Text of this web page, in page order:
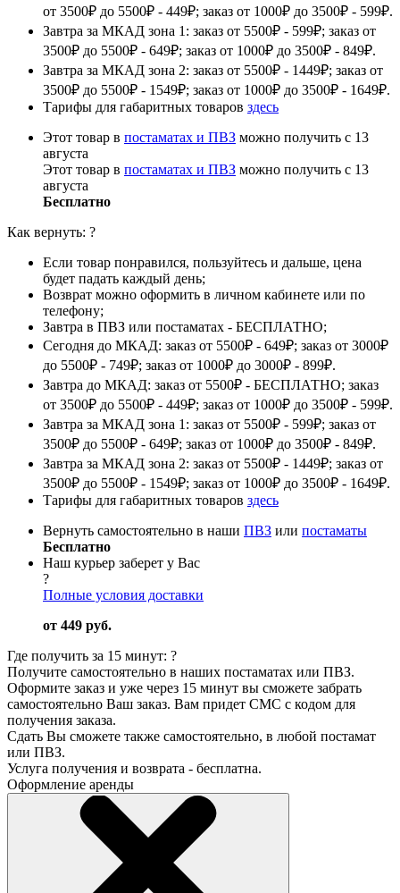
от 3500₽ до 5500₽ - 449₽; заказ от 1000₽ до 3500₽ - 599₽.
Завтра за МКАД зона 1: заказ от 5500₽ - 599₽; заказ от
3500₽ до 5500₽ - 649₽; заказ от 1000₽ до 3500₽ - 849₽.
Завтра за МКАД зона 2: заказ от 5500₽ - 1449₽; заказ от
3500₽ до 5500₽ - 1549₽; заказ от 1000₽ до 3500₽ - 1649₽.
Тарифы для габаритных товаров здесь
Этот товар в постаматах и ПВЗ можно получить с 13
августа
Этот товар в постаматах и ПВЗ можно получить с 13
августа
Бесплатно
Как вернуть: ?
Если товар понравился, пользуйтесь и дальше, цена
будет падать каждый день;
Возврат можно оформить в личном кабинете или по
телефону;
Завтра в ПВЗ или постаматах - БЕСПЛАТНО;
Сегодня до МКАД: заказ от 5500₽ - 649₽; заказ от 3000₽
до 5500₽ - 749₽; заказ от 1000₽ до 3000₽ - 899₽.
Завтра до МКАД: заказ от 5500₽ - БЕСПЛАТНО; заказ
от 3500₽ до 5500₽ - 449₽; заказ от 1000₽ до 3500₽ - 599₽.
Завтра за МКАД зона 1: заказ от 5500₽ - 599₽; заказ от
3500₽ до 5500₽ - 649₽; заказ от 1000₽ до 3500₽ - 849₽.
Завтра за МКАД зона 2: заказ от 5500₽ - 1449₽; заказ от
3500₽ до 5500₽ - 1549₽; заказ от 1000₽ до 3500₽ - 1649₽.
Тарифы для габаритных товаров здесь
Вернуть самостоятельно в наши ПВЗ или постаматы
Бесплатно
Наш курьер заберет у Вас
?
Полные условия доставки
от 449 руб.
Где получить за 15 минут: ?
Получите самостоятельно в наших постаматах или ПВЗ.
Оформите заказ и уже через 15 минут вы сможете забрать
самостоятельно Ваш заказ. Вам придет СМС с кодом для
получения заказа.
Сдать Вы сможете также самостоятельно, в любой постамат
или ПВЗ.
Услуга получения и возврата - бесплатна.
Оформление аренды